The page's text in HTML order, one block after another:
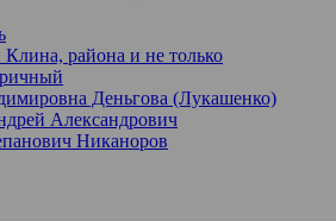
района и не только
Деньгова (Лукашенко)
Александрович
Никаноров